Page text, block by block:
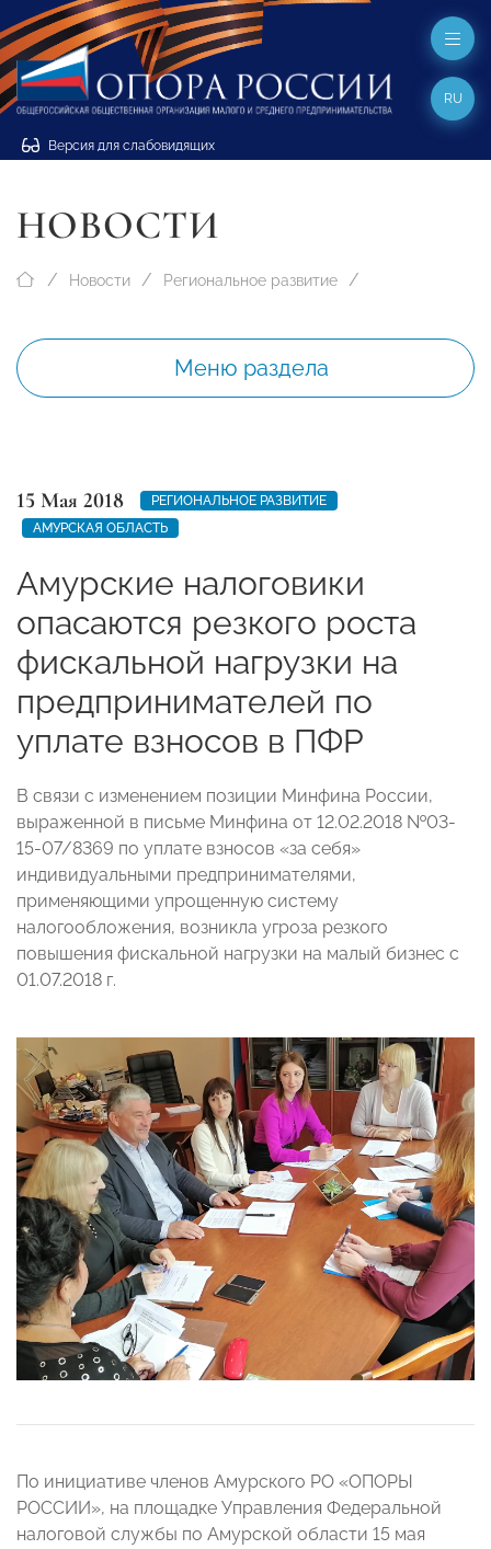
Версия для слабовидящих
RU
НОВОСТИ
Новости Региональное развитие
Меню раздела
15 Мая 2018
РЕГИОНАЛЬНОЕ РАЗВИТИЕ
АМУРСКАЯ ОБЛАСТЬ
Амурские налоговики
опасаются резкого роста
фискальной нагрузки на
предпринимателей по
уплате взносов в ПФР
В связи с изменением позиции Минфина России,
выраженной в письме Минфина от 12.02.2018 №03-
15-07/8369 по уплате взносов «за себя»
индивидуальными предпринимателями,
применяющими упрощенную систему
налогообложения, возникла угроза резкого
повышения фискальной нагрузки на малый бизнес с
01.07.2018 г.
По инициативе членов Амурского РО «ОПОРЫ
РОССИИ», на площадке Управления Федеральной
налоговой службы по Амурской области 15 мая